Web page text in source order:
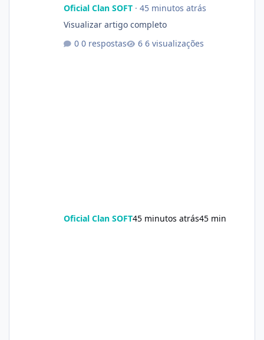
Oficial Clan SOFT· 45 minutos atrás
Visualizar artigo completo
0 respostas
6 visualizações
Oficial Clan SOFT45 minutos atrás45 min